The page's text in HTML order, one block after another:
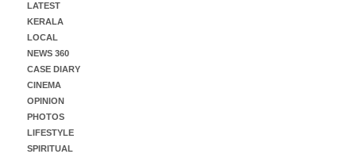
LATEST
KERALA
LOCAL
NEWS 360
CASE DIARY
CINEMA
OPINION
PHOTOS
LIFESTYLE
SPIRITUAL